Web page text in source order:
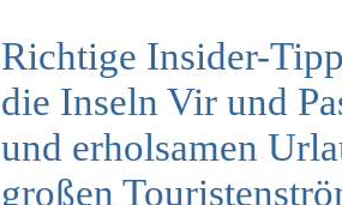
Richtige Insider-
die Inseln Vir und
und erholsamen
großen